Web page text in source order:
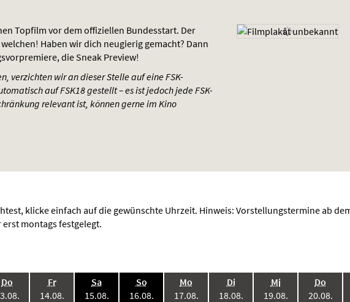
Topfilm vor dem offiziellen Bundesstart. Der
Haben wir dich neugierig gemacht? Dann
die Sneak Preview!
verzichten wir an dieser Stelle auf eineFSK-
auf FSK18 gestellt – es ist jedoch jedeFSK-
relevant ist, können gerne im Kino
klicke einfach auf die gewünschte Uhrzeit. Hinweis: Vorstellungstermine ab
montags festgelegt.
Do
2026:
Fr.,
14.08. 2026:
Sa.,
15.08. 2026:
So.,
16.08. 2026:
Mo
17.08. 2026:
Di.,
18.08. 2026:
Mi.,
19.08. 2026:
Do
20.08.